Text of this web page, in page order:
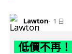
Lawton 1 日
低價不再